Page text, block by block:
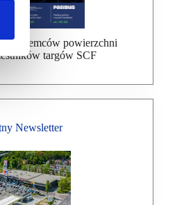
najemców powierzchni
targów SCF
Newsletter